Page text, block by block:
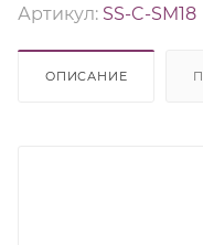
Артикул: SS-C-SM18
ОПИСАНИЕ